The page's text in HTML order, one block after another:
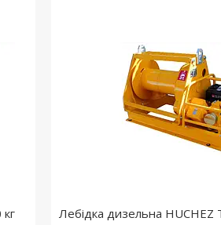
Лебідка дизельна HUCHEZ